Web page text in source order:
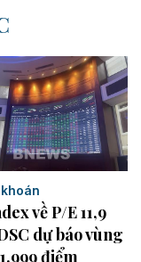
về P/E 11,9
dự báo vùng
điểm